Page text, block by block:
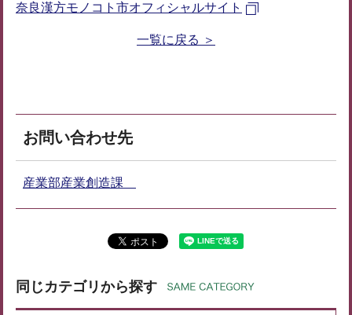
奈良漢方モノコト市オフィシャルサイト
一覧に戻る ＞
お問い合わせ先
産業部産業創造課
同じカテゴリから探す